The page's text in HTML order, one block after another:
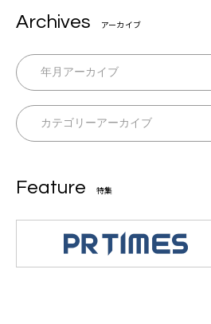
Archives アーカイブ
Feature 特集